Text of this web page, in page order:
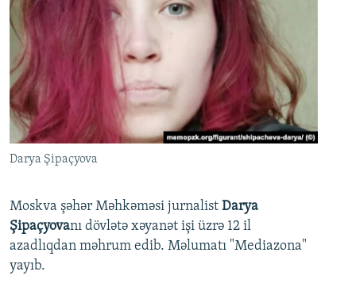
Darya Şipaçyova
Moskva şəhər Məhkəməsi jurnalist Darya
Şipaçyovanı dövlətə xəyanət işi üzrə 12 il
azadlıqdan məhrum edib. Məlumatı "Mediazona"
yayıb.